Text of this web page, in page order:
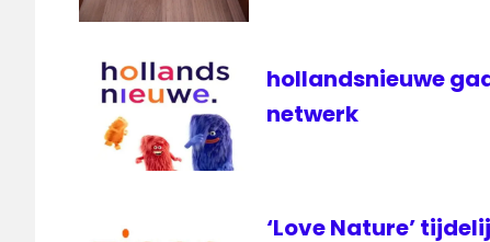
hollandsnieuwe
netwerk
‘Love Nature’